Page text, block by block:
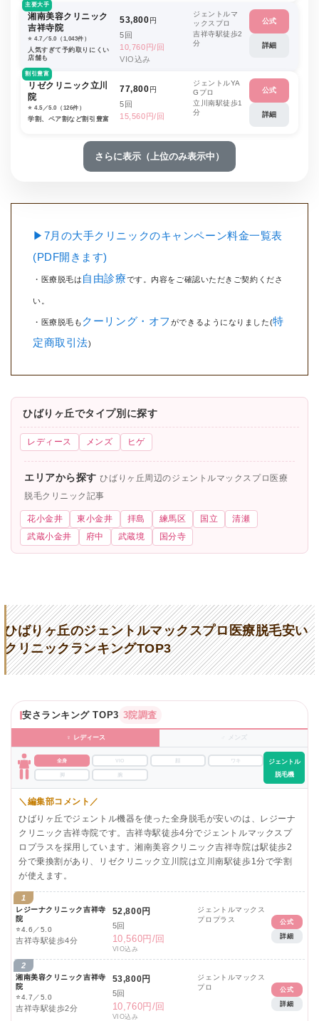
主要大手
湘南美容クリニック
吉祥寺院
⭐️ 4.7／5.0（1,043件）
人気すぎて予約取りにくい
店舗も
53,800円
5回
10,760円/回
VIO込み
ジェントルマ
ックスプロ
吉祥寺駅徒歩2
分
公式
詳細
割引豊富
リゼクリニック立川
院
⭐️ 4.5／5.0（126件）
学割、ペア割など割引豊富
77,800円
5回
15,560円/回
ジェントルYA
Gプロ
立川南駅徒歩1
分
公式
詳細
さらに表示（上位のみ表示中）
▶7月の大手クリニックのキャンペーン料金一覧表
(PDF開きます)
・医療脱毛は 自由診療です。内容をご確認いただきご契約くださ
い。
・医療脱毛も クーリング・オフ ができるようになりました(特
定商取引法)
ひばりヶ丘でタイプ別に探す
レディース メンズ ヒゲ
エリアから探すひばりヶ丘周辺のジェントルマックスプロ医療
脱毛クリニック記事
花小金井 東小金井 拝島 練馬区 国立
清瀬
武蔵小金井
府中 武蔵境 国分寺
ひばりヶ丘のジェントルマックスプロ医療脱毛安い
クリニックランキングTOP3
安さランキング TOP3 3院調査
♀ レディース ♂ メンズ
全身 VIO ワキ
脚
ジェントル
脱毛機
＼編集部コメント／
ひばりヶ丘でジェントル機器を使った全身脱毛が安いのは、レジーナ
クリニック吉祥寺院です。吉祥寺駅徒歩4分でジェントルマックスプ
ロプラスを採用しています。湘南美容クリニック吉祥寺院は駅徒歩2
分で乗換割があり、リゼクリニック立川院は立川南駅徒歩1分で学割
が使えます。
1
レジーナクリニック吉祥寺
院
⭐4.6／5.0
吉祥寺駅徒歩4分
52,800円
5回
10,560円/回
VIO込み
ジェントルマックス
プロプラス
公式
詳細
2
湘南美容クリニック吉祥寺
院
⭐4.7／5.0
吉祥寺駅徒歩2分
53,800円
5回
10,760円/回
VIO込み
ジェントルマックス
プロ
公式
詳細